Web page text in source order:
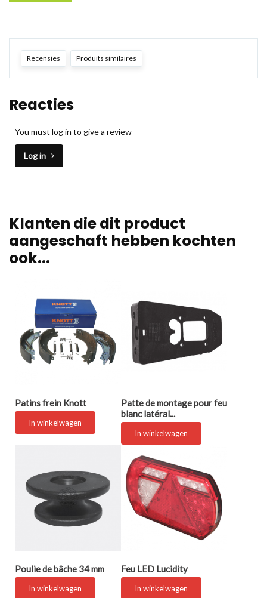
Recensies Produits similaires
Reacties
You must log in to give a review
Log in
Klanten die dit product
aangeschaft hebben kochten
ook...
Patins frein Knott
In winkelwagen
Patte de montage pour feu
blanc latéral...
In winkelwagen
Poulie de bâche 34 mm
In winkelwagen
Feu LED Lucidity
In winkelwagen